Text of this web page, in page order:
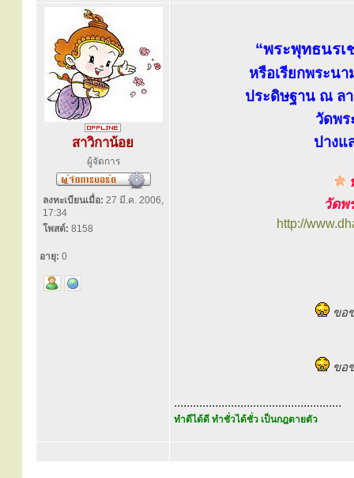
สาวิกาน้อย
ผู้จัดการ
ลงทะเบียนเมื่อ: 27 มี.ค. 2006,
17:34
โพสต์: 8158
อายุ: 0
“พระพุทธนร
หรือเรียกพระน
ประดิษฐาน ณ ล
วัดพร
ปางแ
วัดพ
http://
ขอข
ขอ
.....................................................
ทำดีได้ดี ทำชั่วได้ชั่ว เป็นกฎตายตัว